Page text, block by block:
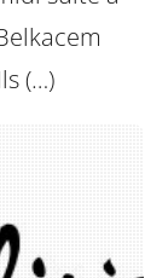
Ils (…)